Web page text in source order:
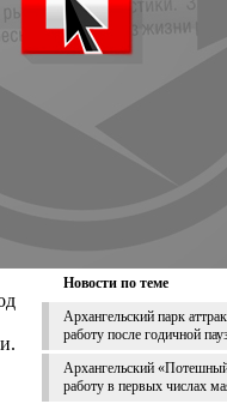
Новости по теме
Архангельский парк
работу после годичной
Архангельский
работу в первых числах